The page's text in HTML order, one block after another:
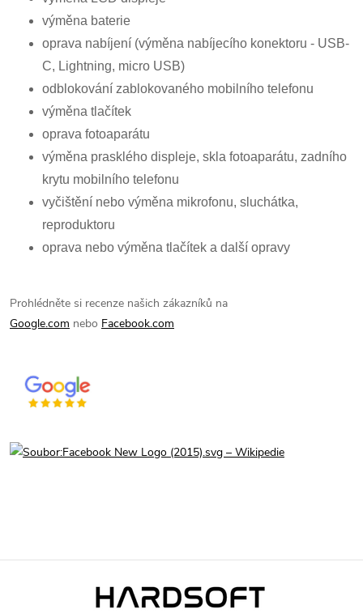
výměna baterie
oprava nabíjení (výměna nabíjecího konektoru - USB-
C, Lightning, micro USB)
odblokování zablokovaného mobilního telefonu
výměna tlačítek
oprava fotoaparátu
výměna prasklého displeje, skla fotoaparátu, zadního
krytu mobilního telefonu
vyčištění nebo výměna mikrofonu, sluchátka,
reproduktoru
oprava nebo výměna tlačítek a další opravy
Prohlédněte si recenze našich zákazníků na
Google.com nebo Facebook.com